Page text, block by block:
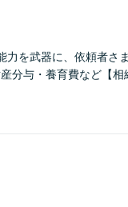
力を武器に、依頼者さ
分与・養育費など【